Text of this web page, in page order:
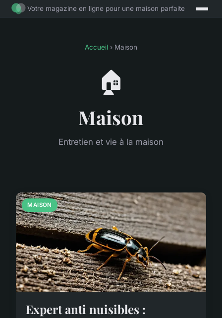
Votre magazine en ligne pour une maison parfaite
Accueil › Maison
🏠
Maison
Entretien et vie à la maison
MAISON
Expert anti nuisibles :